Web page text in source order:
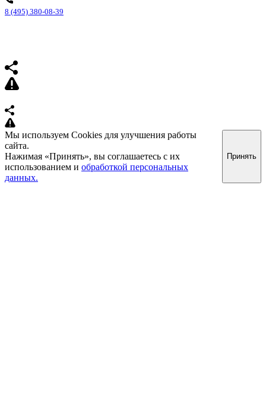
8 (495) 380-08-39
Мы используем Cookies для улучшения работы
сайта.
Нажимая «Принять», вы соглашаетесь с их
использованием и обработкой персональных
данных.
Принять